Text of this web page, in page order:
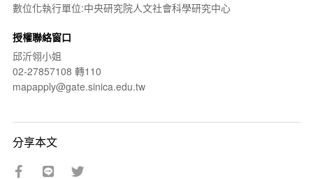
數位化執行單位:中央研究院人文社會科學研究中心
授權聯絡窗口
邱沂翎小姐
02-27857108 轉110
mapapply@gate.sinica.edu.tw
分享本文